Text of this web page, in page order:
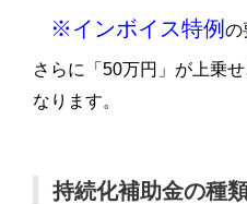
※インボイス特例の
さらに「50万円」が上乗せ
なります。
持続化補助金の種